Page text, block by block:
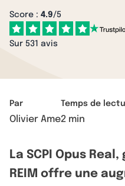
Score : 4.9/5
Sur 531 avis
Par
Olivier Ame
Temps de
2 min
La SCPI Opus
REIM offre une